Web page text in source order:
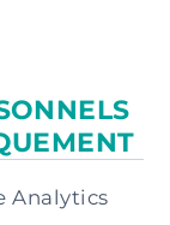
Analytics